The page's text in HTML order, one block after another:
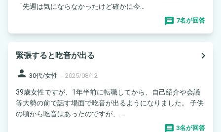
「先週は気にならなかったけど確かに今...
7名が回答
緊張すると吃音が出る
navigate_next
person 30代/女性 - 2025/08/12
39歳女性ですが、1年半前に転職してから、自己紹介や会議
等大勢の前で話す場面で吃音が出るようになりました。 子供
の頃から吃音はあったのですが、...
3名が回答